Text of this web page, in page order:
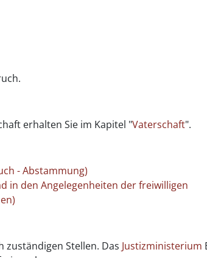
erhalten Sie im Kapitel "Vaterschaft".
- Abstammung)
in den Angelegenheiten der freiwilligen
Stellen. Das Justizministerium